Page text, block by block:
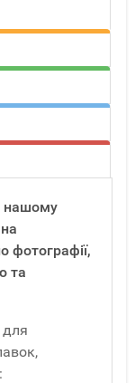
нашому
фотографії,
та
для